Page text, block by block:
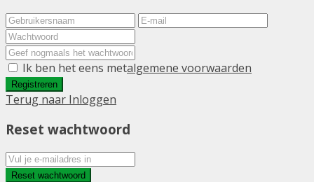
Ik ben het eens metalgemene voorwaarden
Registreren
Terug naar Inloggen
Reset wachtwoord
Reset wachtwoord